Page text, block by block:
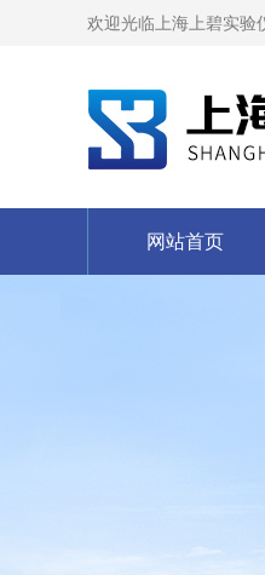
欢迎光临上海上碧实验
网站首页